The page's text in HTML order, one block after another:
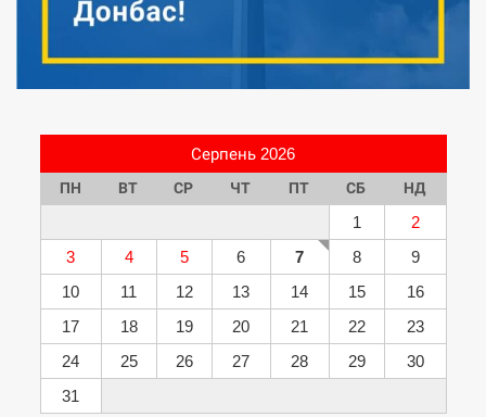
Серпень 2026
ПН ВТ СР ЧТ ПТ СБ НД
1
2
3
4 5 6 7 8
9
10
11 12 13 14 15
16
17
18 19 20 21 22
23
24
25 26 27 28 29
30
31